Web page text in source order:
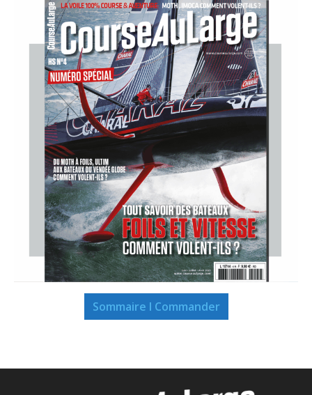
Sommaire I Commander